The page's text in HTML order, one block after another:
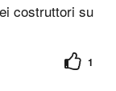
costruttori su
1